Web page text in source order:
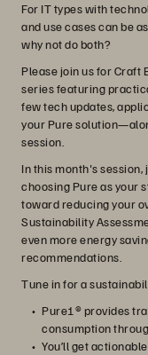
For IT types with
and use cases can be
why not do both?
Please join us for Craft
series featuring
few tech updates,
your Pure
session.
In this month's
choosing Pure as your
toward reducing your
Sustainability
even more energy
recommendations.
Tune in for a
Pure1® provides
consumption
You’ll get